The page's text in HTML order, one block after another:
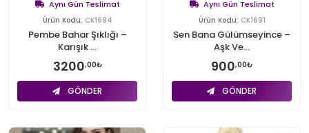
Aynı Gün Teslimat
Ürün Kodu: CK1694
Pembe Bahar Şıklığı –
Karışık ...
3200,00₺
GÖNDER
Aynı Gün Teslimat
Ürün Kodu: CK1691
Sen Bana Gülümseyince –
Aşk Ve...
900,00₺
GÖNDER